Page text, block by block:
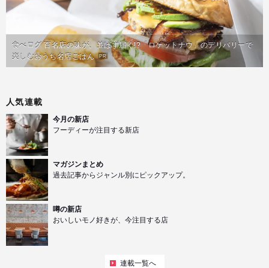
食べログ 百名店の味が、並ばず届く!?「ロケットナウ」のデリバリーで
楽しむおうち名店ごはん PR
人気連載
今月の新店
フーディーが注目する新店
マガジンまとめ
過去記事からジャンル別にピックアップ。
噂の新店
おいしいモノ好きが、今注目する店
連載一覧へ